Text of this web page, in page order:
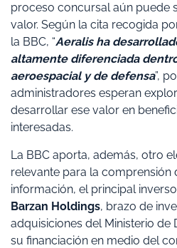
proceso concursal aún puede
valor. Según la cita recogida
la BBC, “Aeralis ha
altamente diferenciada
aeroespacial y de defensa”,
administradores esperan
desarrollar ese valor en
interesadas.
La BBC aporta, además, otro
relevante para la comprensión
información, el principal
Barzan Holdings, brazo de
adquisiciones del Ministerio de
su financiación en medio del